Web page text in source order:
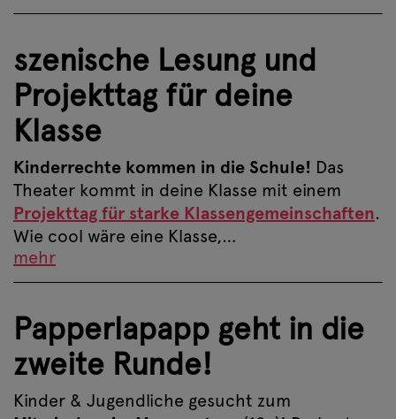
szenische Lesung und
Projekttag für deine
Klasse
Kinderrechte kommen in die Schule! Das
Theater kommt in deine Klasse mit einem
Projekttag für starke Klassengemeinschaften.
Wie cool wäre eine Klasse,…
mehr
Papperlapapp geht in die
zweite Runde!
Kinder & Jugendliche gesucht zum